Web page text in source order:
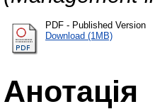
PDF - Published Version
Download (1MB)
Анотація